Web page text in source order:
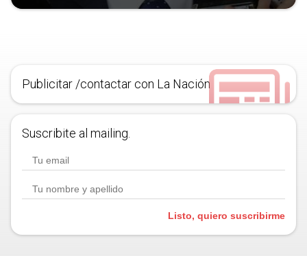
Publicitar /contactar con La Nación
Suscribite al mailing.
Listo, quiero suscribirme